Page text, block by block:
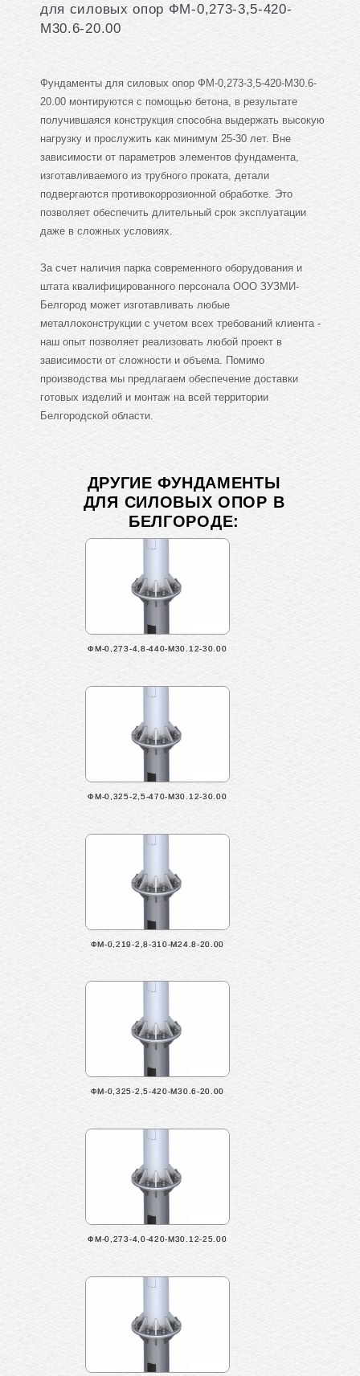
для силовых опор ФМ-0,273-3,5-420-
М30.6-20.00
Фундаменты для силовых опор ФМ-0,273-3,5-420-М30.6-
20.00 монтируются с помощью бетона, в результате
получившаяся конструкция способна выдержать высокую
нагрузку и прослужить как минимум 25-30 лет. Вне
зависимости от параметров элементов фундамента,
изготавливаемого из трубного проката, детали
подвергаются противокоррозионной обработке. Это
позволяет обеспечить длительный срок эксплуатации
даже в сложных условиях.
За счет наличия парка современного оборудования и
штата квалифицированного персонала ООО ЗУЗМИ-
Белгород может изготавливать любые
металлоконструкции с учетом всех требований клиента -
наш опыт позволяет реализовать любой проект в
зависимости от сложности и объема. Помимо
производства мы предлагаем обеспечение доставки
готовых изделий и монтаж на всей территории
Белгородской области.
ДРУГИЕ ФУНДАМЕНТЫ
ДЛЯ СИЛОВЫХ ОПОР В
БЕЛГОРОДЕ:
ФМ-0,273-4,8-440-М30.12-30.00
ФМ-0,325-2,5-470-М30.12-30.00
ФМ-0,219-2,8-310-М24.8-20.00
ФМ-0,325-2,5-420-М30.6-20.00
ФМ-0,273-4,0-420-М30.12-25.00